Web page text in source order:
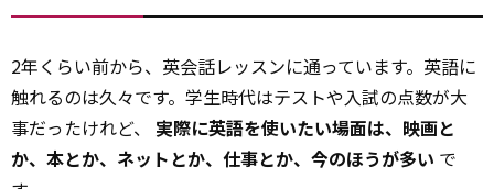
2年くらい前から、英会話レッスンに通っています。英語に
触れるのは久々です。学生時代はテストや入試の点数が大
事だったけれど、 実際に英語を使いたい場面は、映画と
か、本とか、ネットとか、仕事とか、今のほうが多い で